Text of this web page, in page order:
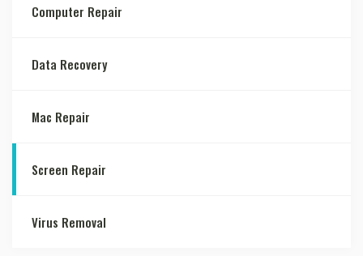
Computer Repair
Data Recovery
Mac Repair
Screen Repair
Virus Removal